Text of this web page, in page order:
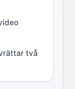
två